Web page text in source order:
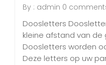
By : admin 0
Doosletters
kleine afstand van
Doosletters worden
Deze letters op uw